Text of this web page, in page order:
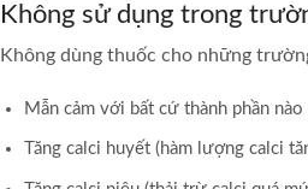
Không sử dụng trong
Không dùng thuốc cho những
Mẫn cảm với bất cứ thành phần nào
Tăng calci huyết (hàm lượng calci